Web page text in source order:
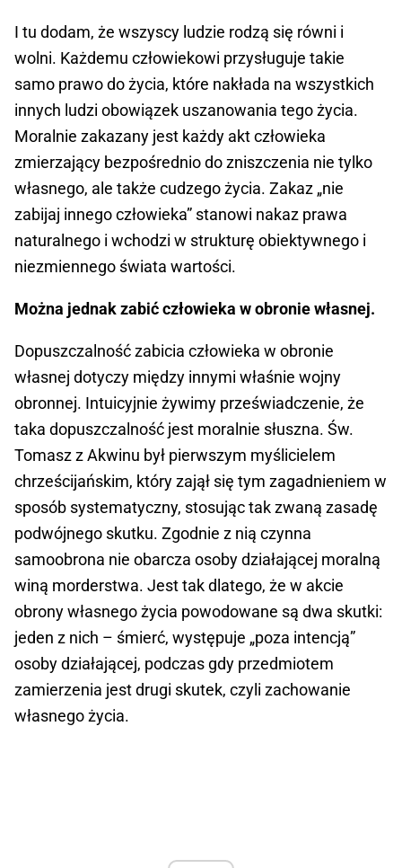
I tu dodam, że wszyscy ludzie rodzą się równi i
wolni. Każdemu człowiekowi przysługuje takie
samo prawo do życia, które nakłada na wszystkich
innych ludzi obowiązek uszanowania tego życia.
Moralnie zakazany jest każdy akt człowieka
zmierzający bezpośrednio do zniszczenia nie tylko
własnego, ale także cudzego życia. Zakaz „nie
zabijaj innego człowieka” stanowi nakaz prawa
naturalnego i wchodzi w strukturę obiektywnego i
niezmiennego świata wartości.
Można jednak zabić człowieka w obronie własnej.
Dopuszczalność zabicia człowieka w obronie
własnej dotyczy między innymi właśnie wojny
obronnej. Intuicyjnie żywimy przeświadczenie, że
taka dopuszczalność jest moralnie słuszna. Św.
Tomasz z Akwinu był pierwszym myślicielem
chrześcijańskim, który zajął się tym zagadnieniem w
sposób systematyczny, stosując tak zwaną zasadę
podwójnego skutku. Zgodnie z nią czynna
samoobrona nie obarcza osoby działającej moralną
winą morderstwa. Jest tak dlatego, że w akcie
obrony własnego życia powodowane są dwa skutki:
jeden z nich – śmierć, występuje „poza intencją”
osoby działającej, podczas gdy przedmiotem
zamierzenia jest drugi skutek, czyli zachowanie
własnego życia.